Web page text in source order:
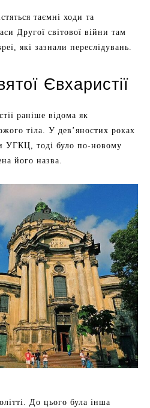
таємні ходи та
Другої світової війни там
які зазнали переслідувань.
Євхаристії
раніше відома як
тіла. У дев’яностих роках
УГКЦ, тоді було по-новому
його назва.
До цього була інша